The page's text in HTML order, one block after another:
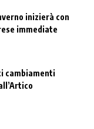
inizierà con
immediate
cambiamenti